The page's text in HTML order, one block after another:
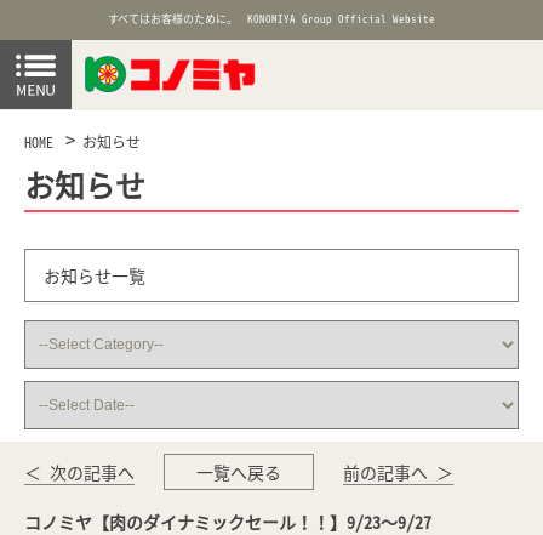
すべてはお客様のために。 KONOMIYA Group Official Website
HOME お知らせ
お知らせ
お知らせ一覧
＜ 次の記事へ 一覧へ戻る 前の記事へ ＞
コノミヤ【肉のダイナミックセール！！】9/23～9/27